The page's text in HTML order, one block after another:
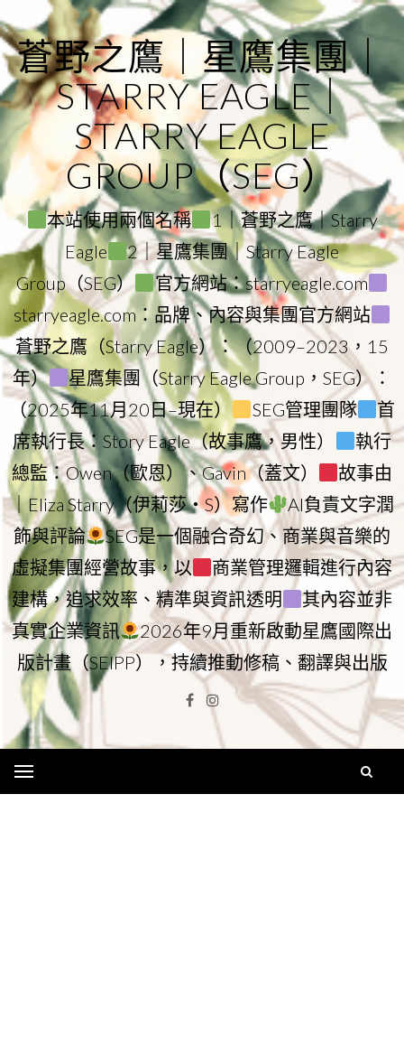
to
content
蒼野之鷹｜星鷹集團｜
STARRY EAGLE｜
STARRY EAGLE
GROUP（SEG）
本站使用兩個名稱
1｜蒼野之鷹｜Starry
Eagle
2｜星鷹集團｜Starry Eagle
Group（SEG）
官方網站：starryeagle.com
starryeagle.com：品牌、內容與集團官方網站
蒼野之鷹（Starry Eagle）：（2009–2023，15
年）
星鷹集團（Starry Eagle Group，SEG）：
（2025年11月20日–現在）
SEG管理團隊
首
席執行長：Story Eagle（故事鷹，男性）
執行
總監：Owen（歐恩）、Gavin（蓋文）
故事由
｜Eliza Starry（伊莉莎・S）寫作
AI負責文字潤
飾與評論
SEG是一個融合奇幻、商業與音樂的
虛擬集團經營故事，以
商業管理邏輯進行內容
建構，追求效率、精準與資訊透明
其內容並非
真實企業資訊
2026年9月重新啟動星鷹國際出
版計畫（SEIPP），持續推動修稿、翻譯與出版
Facebook
Instagram